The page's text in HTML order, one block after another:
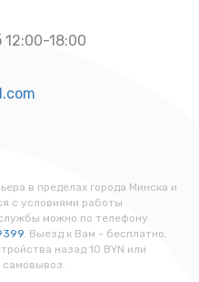
18:00
в пределах города Минска и
с условиями работы
можно по телефону
. Выезд к Вам - бесплатно.
назад 10 BYN или